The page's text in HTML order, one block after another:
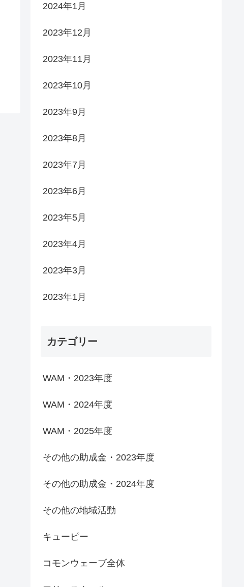
2024年1月
2023年12月
2023年11月
2023年10月
2023年9月
2023年8月
2023年7月
2023年6月
2023年5月
2023年4月
2023年3月
2023年1月
カテゴリー
WAM・2023年度
WAM・2024年度
WAM・2025年度
その他の助成金・2023年度
その他の助成金・2024年度
その他の地域活動
キューピー
コモンウェーブ全体